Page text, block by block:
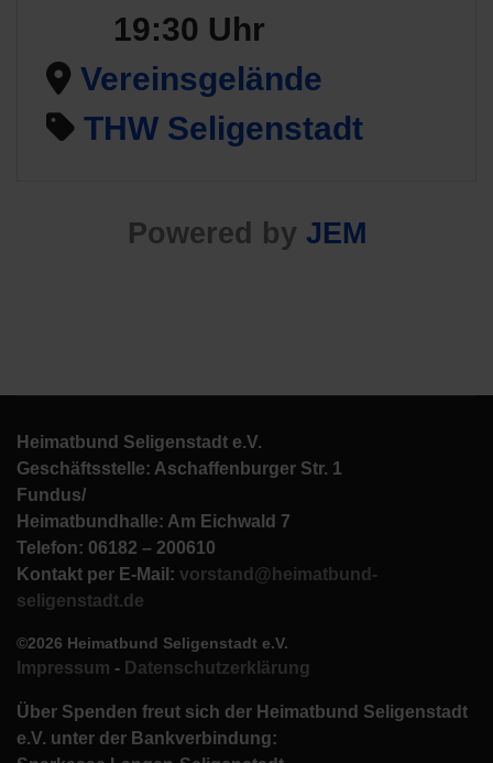
19:30 Uhr
Vereinsgelände
THW Seligenstadt
Powered by JEM
Heimatbund Seligenstadt e.V.
Geschäftsstelle: Aschaffenburger Str. 1
Fundus/
Heimatbundhalle: Am Eichwald 7
Telefon: 06182 – 200610
Kontakt per E-Mail: vorstand@heimatbund-
seligenstadt.de
©2026 Heimatbund Seligenstadt e.V.
Impressum - Datenschutzerklärung
Über Spenden freut sich der Heimatbund Seligenstadt
e.V. unter der Bankverbindung: